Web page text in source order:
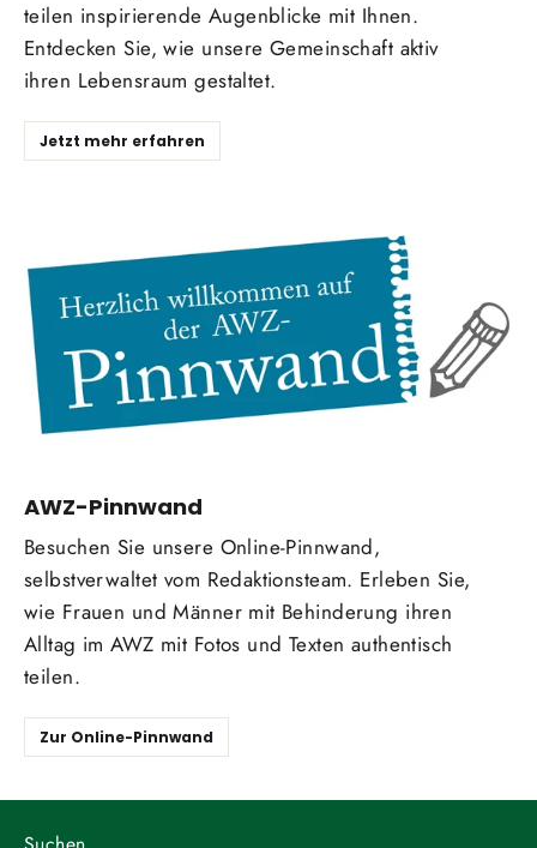
teilen inspirierende Augenblicke mit Ihnen.
Entdecken Sie, wie unsere Gemeinschaft aktiv
ihren Lebensraum gestaltet.
Jetzt mehr erfahren
AWZ-Pinnwand
Besuchen Sie unsere Online-Pinnwand,
selbstverwaltet vom Redaktionsteam. Erleben Sie,
wie Frauen und Männer mit Behinderung ihren
Alltag im AWZ mit Fotos und Texten authentisch
teilen.
Zur Online-Pinnwand